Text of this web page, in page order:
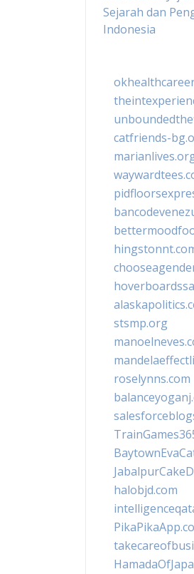
Sejarah dan
Indonesia
catfriends-
stsmp.org
roselynns.com
halobjd.com